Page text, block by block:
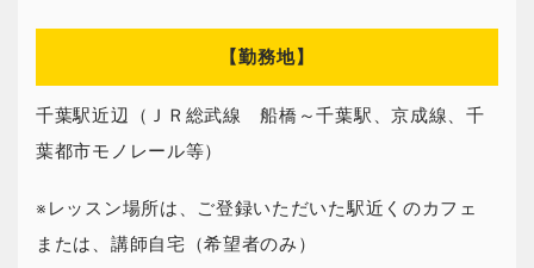
【勤務地】
千葉駅近辺（ＪＲ総武線 船橋～千葉駅、京成線、千
葉都市モノレール等）
※レッスン場所は、ご登録いただいた駅近くのカフェ
または、講師自宅（希望者のみ）